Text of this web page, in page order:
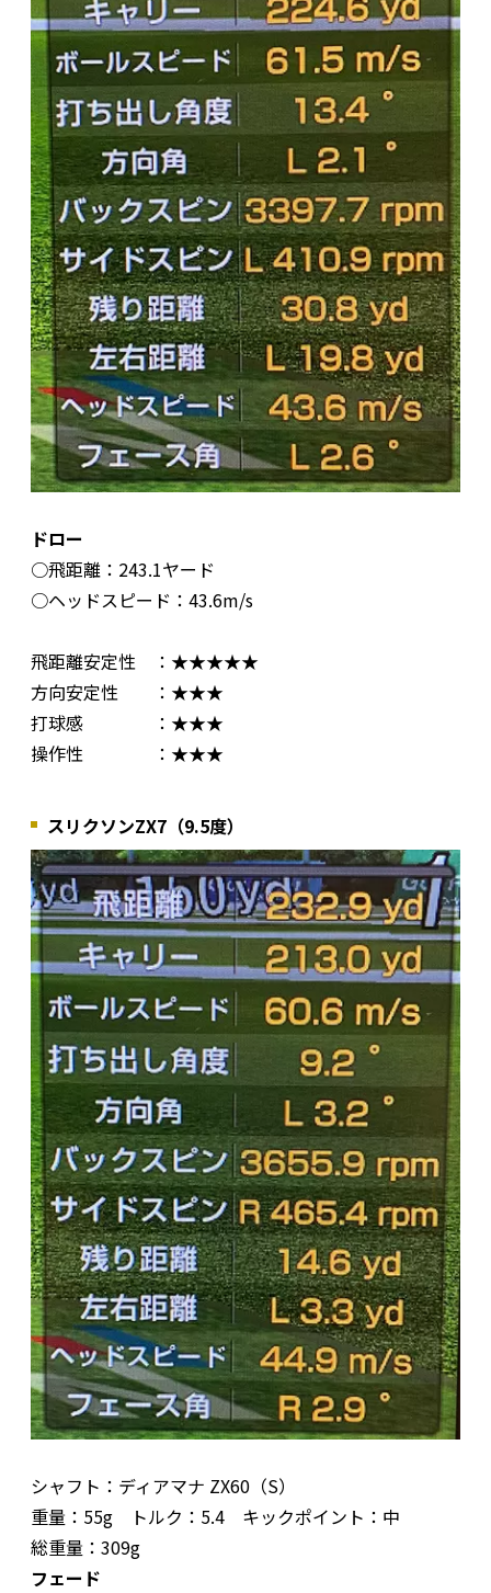
ドロー
○飛距離：243.1ヤード
○ヘッドスピード：43.6m/s
飛距離安定性 ：★★★★★
方向安定性 ：★★★
打球感 ：★★★
操作性 ：★★★
スリクソンZX7（9.5度）
シャフト：ディアマナ ZX60（S）
重量：55g トルク：5.4 キックポイント：中
総重量：309g
フェード